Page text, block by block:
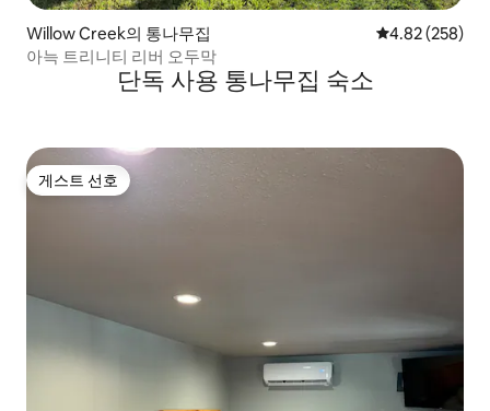
Willow Creek의 통나무집 평점 4.82점(5
4.82 (258)
아늑 트리니티 리버 오두막
단독 사용 통나무집 숙소
게스트 선호
게스트 선호